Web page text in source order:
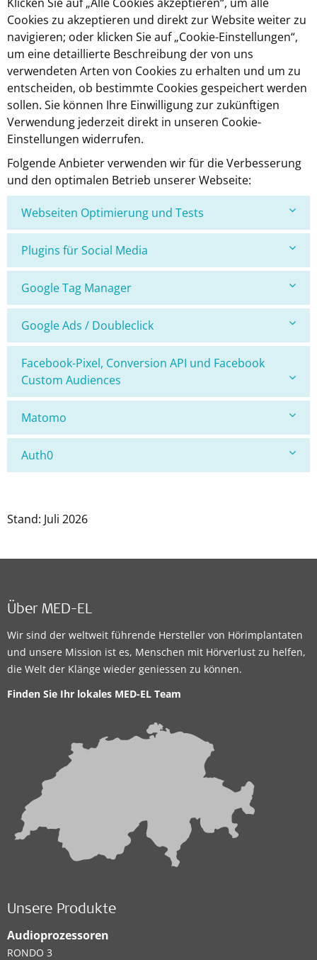
Cookies zu akzeptieren und direkt zur Website weiter zu
navigieren; oder klicken Sie auf „Cookie-Einstellungen“,
um eine detaillierte Beschreibung der von uns
verwendeten Arten von Cookies zu erhalten und um zu
entscheiden, ob bestimmte Cookies gespeichert werden
sollen. Sie können Ihre Einwilligung zur zukünftigen
Verwendung jederzeit direkt in unseren Cookie-
Einstellungen widerrufen.
Folgende Anbieter verwenden wir für die Verbesserung
und den optimalen Betrieb unserer Webseite:
Webseiten Optimierung und Tests
Plugins für Social Media
Google Tag Manager
Google Ads / Doubleclick
Facebook-Pixel, Conversion API und Facebook
Custom Audiences
Matomo
Auth0
Stand: Juli 2026
Über MED-EL
Wir sind der weltweit führende Hersteller von Hörimplantaten
und unsere Mission ist es, Menschen mit Hörverlust zu helfen,
die Welt der Klänge wieder geniessen zu können.
Finden Sie Ihr lokales MED-EL Team
Unsere Produkte
Audioprozessoren
RONDO 3